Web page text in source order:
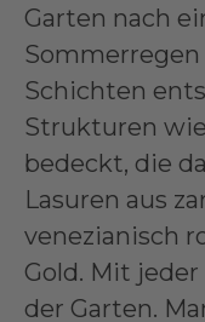
Garten nach
Schichten
Strukturen
bedeckt, die
Lasuren aus
venezianisch
Gold. Mit
der Garten.